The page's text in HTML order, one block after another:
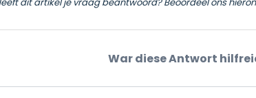
War diese Antwort